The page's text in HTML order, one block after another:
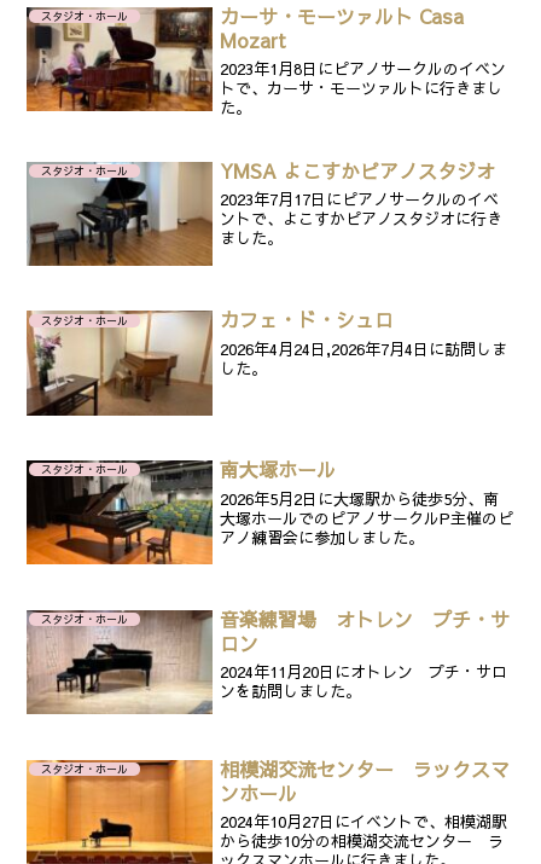
スタジオ・ホール
カーサ・モーツァルト Casa
Mozart
2023年1月8日にピアノサークルのイベン
トで、カーサ・モーツァルトに行きまし
た。
スタジオ・ホール YMSA よこすかピアノスタジオ
2023年7月17日にピアノサークルのイベ
ントで、よこすかピアノスタジオに行き
ました。
スタジオ・ホール カフェ・ド・シュロ
2026年4月24日,2026年7月4日に訪問しま
した。
スタジオ・ホール 南大塚ホール
2026年5月2日に大塚駅から徒歩5分、南
大塚ホールでのピアノサークルP主催のピ
アノ練習会に参加しました。
スタジオ・ホール
音楽練習場 オトレン プチ・サ
ロン
2024年11月20日にオトレン プチ・サロ
ンを訪問しました。
スタジオ・ホール
相模湖交流センター ラックスマ
ンホール
2024年10月27日にイベントで、相模湖駅
から徒歩10分の相模湖交流センター ラ